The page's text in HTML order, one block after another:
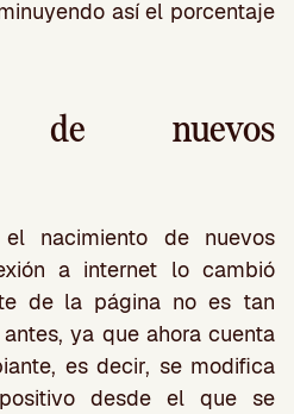
así el porcentaje
de nuevos
nacimiento de nuevos
a internet lo cambió
de la página no es tan
ya que ahora cuenta
es decir, se modifica
desde el que se